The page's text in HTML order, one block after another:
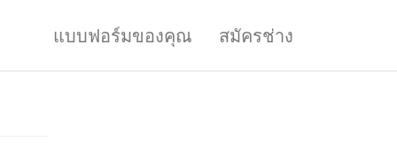
แบบฟอร์มของคุณ สมัครช่าง